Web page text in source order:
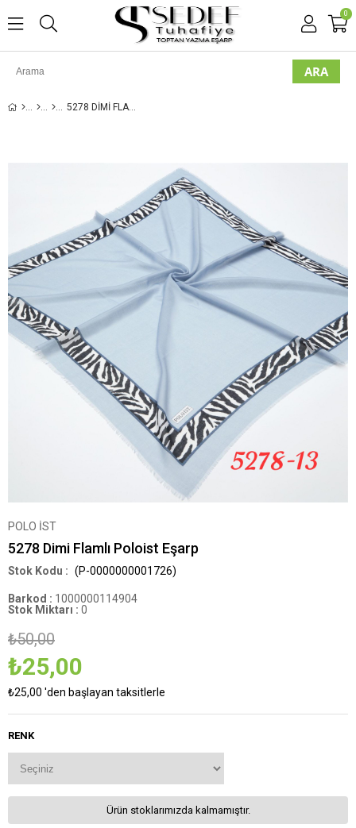
0
5278 DIMI FLAMLI POLOIST EŞARP
POLO İST
5278 Dimi Flamlı Poloist Eşarp
(P-0000000001726)
Barkod : 1000000114904
Stok Miktarı : 0
₺50,00
₺25,00
₺25,00 'den başlayan taksitlerle
RENK
Ürün stoklarımızda kalmamıştır.